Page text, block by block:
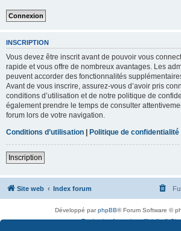
INSCRIPTION
Vous devez être inscrit avant de pouvoir vous
rapide et vous offre de nombreux avantages. Les
peuvent accorder des fonctionnalités
Avant de vous inscrire, assurez-vous d’avoir pris
conditions d’utilisation et de notre politique de
également prendre le temps de consulter
forum lors de votre navigation.
Conditions d’utilisation | Politique de confidentialité
Inscription
Site web Index forum
Développé parphpBB® Forum Software ©
Traduction française officielle©